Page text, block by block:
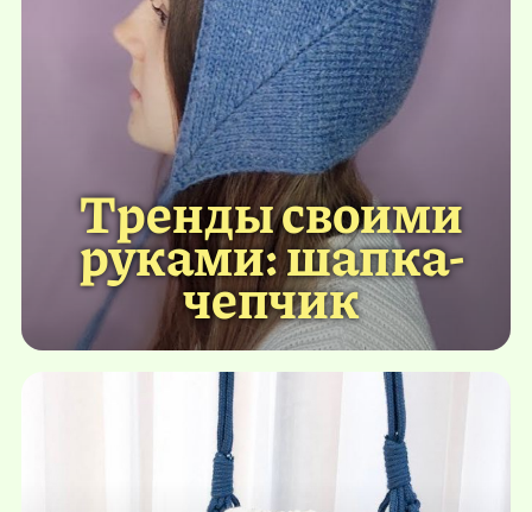
Тренды своими
руками: шапка-
чепчик